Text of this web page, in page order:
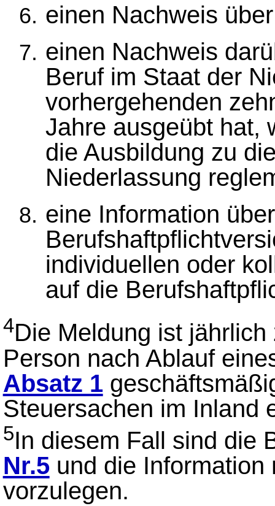
einen Nachweis
einen Nachweis
Beruf im Staat der
vorhergehenden
Jahre ausgeübt hat,
die Ausbildung zu
Niederlassung
eine Information
individuellen oder
auf die
4Die Meldung ist
Person nach Ablauf
Absatz 1
Steuersachen im Inland
5In diesem Fall sind die
Nr.5und die Information
vorzulegen.